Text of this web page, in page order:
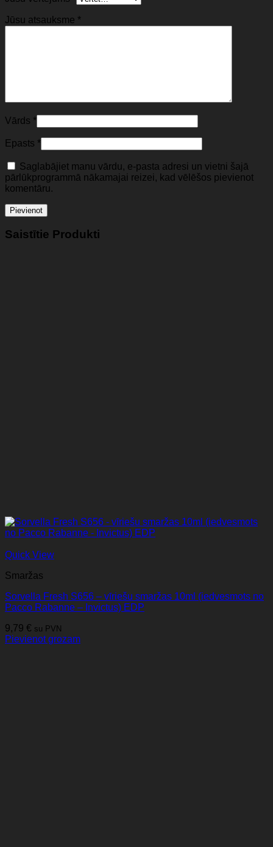
Jūsu atsauksme *
Vārds *
Epasts *
Saglabājiet manu vārdu, e-pasta adresi un vietni šajā
pārlūkprogrammā nākamajai reizei, kad vēlēšos pievienot
komentāru.
Saistītie Produkti
Quick View
Smaržas
Sorvella Fresh S656 – vīriešu smaržas 10ml (iedvesmots no
Pacco Rabanne – Invictus) EDP
9,79 € su PVN
Pievienot grozam